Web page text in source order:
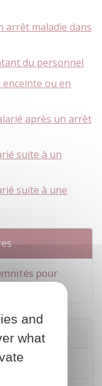
arrêt maladie dans
du personnel
ou en
après un arrêt
suite à un
suite à une
pour
and
what